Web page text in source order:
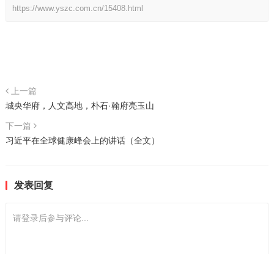
https://www.yszc.com.cn/15408.html
上一篇
城央华府，人文高地，朴石·翰府亮玉山
下一篇
习近平在全球健康峰会上的讲话（全文）
发表回复
请登录后参与评论...